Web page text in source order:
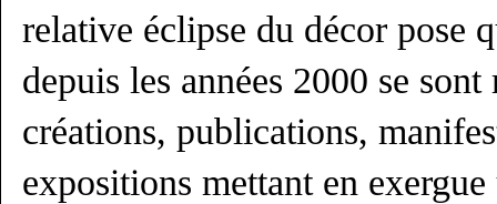
relative éclipse du décor pose
depuis les années 2000 se
créations, publications,
expositions mettant en